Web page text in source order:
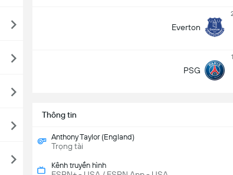
Everton
PSG
Thông tin
Anthony Taylor (England)
Trọng tài
Kênh truyền hình